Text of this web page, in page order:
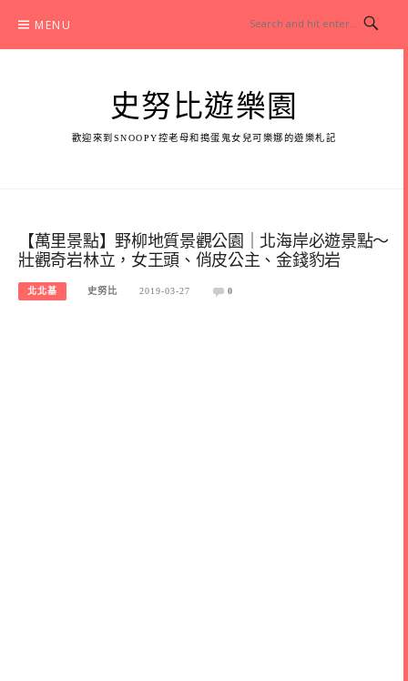
content
MENU
史努比遊樂園
歡迎來到SNOOPY控老母和搗蛋鬼女兒可樂娜的遊樂札記
【萬里景點】野柳地質景觀公園｜北海岸必遊景點～
壯觀奇岩林立，女王頭、俏皮公主、金錢豹岩
北北基 史努比 2019-03-27 0